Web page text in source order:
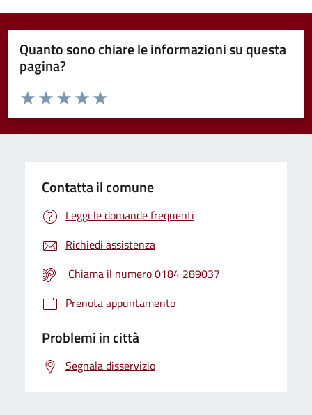
Quanto sono chiare le informazioni su questa
pagina?
Valuta da 1 a 5 stelle la pagina
Valuta 5 stelle su 5
Valuta 4 stelle su 5
Valuta 3 stelle su 5
Valuta 2 stelle su 5
Valuta 1 stelle su 5
Contatta il comune
Leggi le domande frequenti
Richiedi assistenza
Chiama il numero 0184 289037
Prenota appuntamento
Problemi in città
Segnala disservizio